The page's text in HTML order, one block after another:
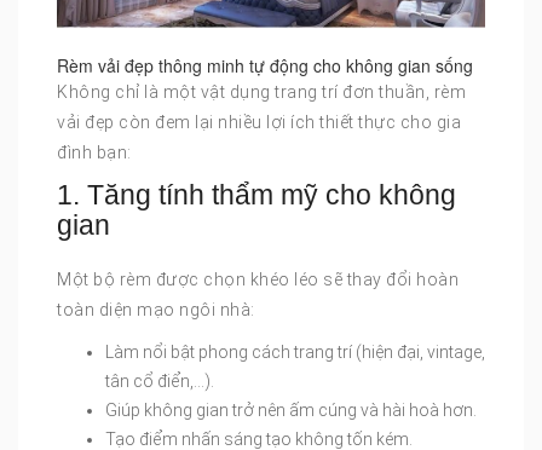
Rèm vải đẹp thông minh tự động cho không gian sống
Không chỉ là một vật dụng trang trí đơn thuần, rèm
vải đẹp còn đem lại nhiều lợi ích thiết thực cho gia
đình bạn:
1. Tăng tính thẩm mỹ cho không
gian
Một bộ rèm được chọn khéo léo sẽ thay đổi hoàn
toàn diện mạo ngôi nhà:
Làm nổi bật phong cách trang trí (hiện đại, vintage,
tân cổ điển,…).
Giúp không gian trở nên ấm cúng và hài hoà hơn.
Tạo điểm nhấn sáng tạo không tốn kém.